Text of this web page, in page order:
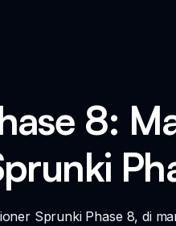
8:
Sprunki Phase 8, di